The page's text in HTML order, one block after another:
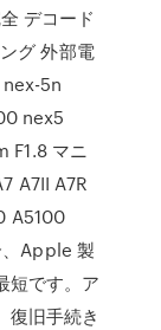
デコード
グ 外部電
5n
nex5
F1.8 マニ
A7II A7R
A5100
Apple 製
短です。ア
復旧手続き